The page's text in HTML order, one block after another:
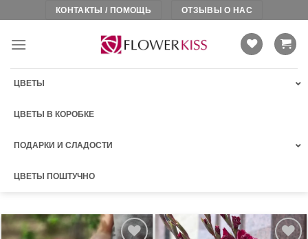
content
КОНТАКТЫ / ПОМОЩЬ ОТЗЫВЫ О НАС
ЦВЕТЫ
ЦВЕТЫ В КОРОБКЕ
ПОДАРКИ И СЛАДОСТИ
ЦВЕТЫ ПОШТУЧНО